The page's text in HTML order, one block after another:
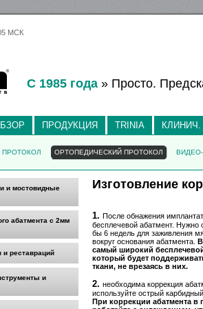
МСК
С 1985 года » Просто.
ПРОДУКЦИЯ TRINIA
ПРОТОКОЛ ОРТОПЕДИЧЕСКИЙ ПРОТОКОЛ
и мостовидные
абатмента с 2мм
и реставраций
и
Изготовление
1. После обнажения
бесплечевой абатмент. Нужно
бы 6 недель для заживления
вокруг основания абатмента.
самый широкий
который будет
ткани, не врезаясь в них.
2. необходима коррекция
используйте острый
При коррекции абатмента в